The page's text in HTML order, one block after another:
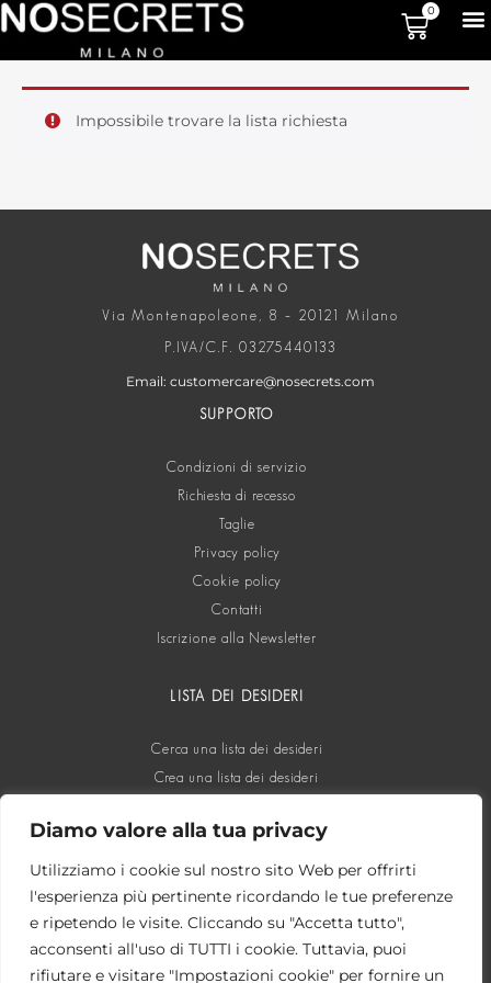
Diamo valore alla tua privacy
Utilizziamo i cookie sul nostro sito Web per offrirti
l'esperienza più pertinente ricordando le tue preferenze
e ripetendo le visite. Cliccando su "Accetta tutto",
acconsenti all'uso di TUTTI i cookie. Tuttavia, puoi
rifiutare e visitare "Impostazioni cookie" per fornire un
0
Impossibile trovare la lista richiesta
Via Montenapoleone, 8 – 20121 Milano
P.IVA/C.F. 03275440133
Email: customercare@nosecrets.com
SUPPORTO
Condizioni di servizio
Richiesta di recesso
Taglie
Privacy policy
Cookie policy
Contatti
Iscrizione alla Newsletter
LISTA DEI DESIDERI
Cerca una lista dei desideri
Crea una lista dei desideri
SOCIAL